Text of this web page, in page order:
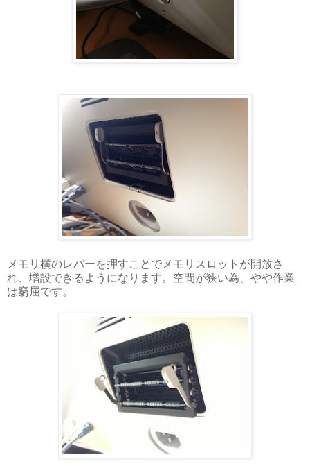
メモリ横のレバーを押すことでメモリスロットが開放さ
れ、増設できるようになります。空間が狭い為、やや作業
は窮屈です。